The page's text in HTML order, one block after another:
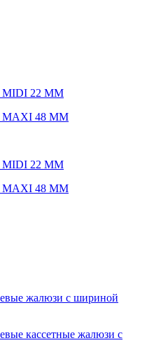
MIDI 22 ММ
MAXI 48 ММ
MIDI 22 ММ
MAXI 48 ММ
жалюзи с шириной
кассетные жалюзи с